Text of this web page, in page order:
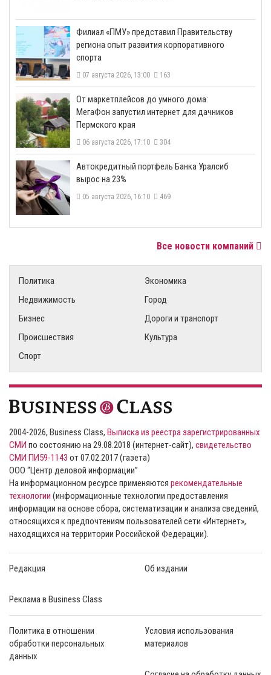
​Филиал «ПМУ» представил Правительству
региона опыт развития корпоративного
спорта
07 августа 2026, 13:00 163
От маркетплейсов до умного дома:
МегаФон запустил интернет для дачников
Пермского края
06 августа 2026, 17:10 304
​Автокредитный портфель Банка Уралсиб
вырос на 23%
05 августа 2026, 16:10 469
Все новости компаний
Политика
Экономика
Недвижимость
Город
Бизнес
Дороги и транспорт
Происшествия
Культура
Спорт
2004-2026, Business Class, Выписка из реестра зарегистрированных
СМИ по состоянию на 29.08.2018 (интернет-сайт), свидетельство
СМИ ПИ59-1143 от 07.02.2017 (газета)
ООО “Центр деловой информации”
На информационном ресурсе применяются рекомендательные
технологии (информационные технологии предоставления
информации на основе сбора, систематизации и анализа сведений,
относящихся к предпочтениям пользователей сети «Интернет»,
находящихся на территории Российской Федерации).
Редакция Об издании
Реклама в Business Class
Политика в отношении
обработки персональных
данных
Условия использования
материалов